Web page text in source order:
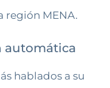
región MENA.
automática
hablados a su